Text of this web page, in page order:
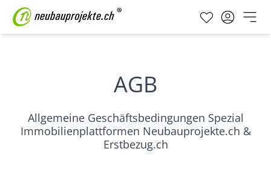
AGB
Allgemeine Geschäftsbedingungen Spezial
Immobilienplattformen Neubauprojekte.ch &
Erstbezug.ch